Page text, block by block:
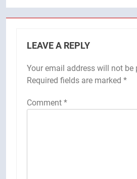
LEAVE A REPLY
Your email address will not be
Required fields are marked *
Comment *